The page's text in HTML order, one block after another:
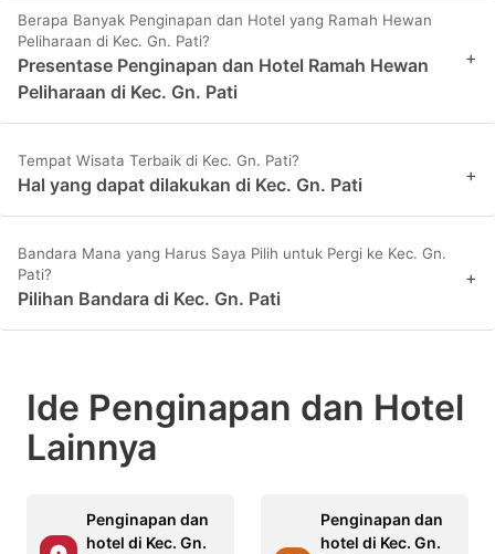
Berapa Banyak Penginapan dan Hotel yang Ramah Hewan
Peliharaan di Kec. Gn. Pati?
Presentase Penginapan dan Hotel Ramah Hewan
Peliharaan di Kec. Gn. Pati
+
Tempat Wisata Terbaik di Kec. Gn. Pati?
Hal yang dapat dilakukan di Kec. Gn. Pati +
Bandara Mana yang Harus Saya Pilih untuk Pergi ke Kec. Gn.
Pati?
Pilihan Bandara di Kec. Gn. Pati
+
Ide Penginapan dan Hotel
Lainnya
Penginapan dan
hotel di Kec. Gn.
Penginapan dan
hotel di Kec. Gn.